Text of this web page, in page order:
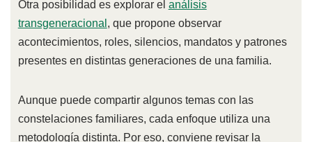
Otra posibilidad es explorar el análisis
transgeneracional , que propone observar
acontecimientos, roles, silencios, mandatos y patrones
presentes en distintas generaciones de una familia.
Aunque puede compartir algunos temas con las
constelaciones familiares, cada enfoque utiliza una
metodología distinta. Por eso, conviene revisar la